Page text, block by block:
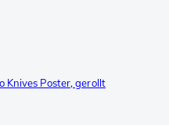
Knives Poster, gerollt